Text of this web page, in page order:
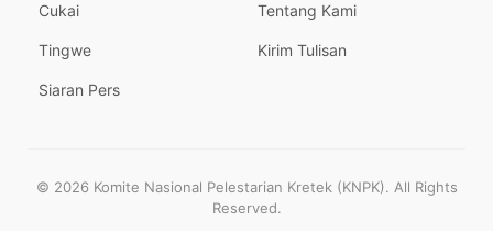
Cukai
Tingwe
Siaran Pers
Tentang Kami
Kirim Tulisan
© 2026 Komite Nasional Pelestarian Kretek (KNPK). All Rights
Reserved.